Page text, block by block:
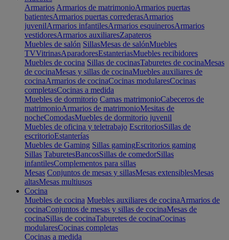
Armarios Armarios de matrimonioArmarios puertas
batientesArmarios puertas correderasArmarios
juvenilArmarios infantilesArmarios esquinerosArmarios
vestidoresArmarios auxiliaresZapateros
Muebles de salón SillasMesas de salónMuebles
TVVitrinasAparadoresEstanteriasMuebles recibidores
Muebles de cocina Sillas de cocinasTaburetes de cocinaMesas
de cocinaMesas y sillas de cocinaMuebles auxiliares de
cocinaArmarios de cocinaCocinas modularesCocinas
completasCocinas a medida
Muebles de dormitorio Camas matrimonioCabeceros de
matrimonioArmarios de matrimonioMesitas de
nocheComodasMuebles de dormitorio juvenil
Muebles de oficina y teletrabajo EscritoriosSillas de
escritorioEstanterías
Muebles de Gaming Sillas gamingEscritorios gaming
Sillas TaburetesBancosSillas de comedorSillas
infantilesComplementos para sillas
Mesas Conjuntos de mesas y sillasMesas extensiblesMesas
altasMesas multiusos
Cocina
Muebles de cocina Muebles auxiliares de cocinaArmarios de
cocinaConjuntos de mesas y sillas de cocinaMesas de
cocinaSillas de cocinaTaburetes de cocinaCocinas
modularesCocinas completas
Cocinas a medida